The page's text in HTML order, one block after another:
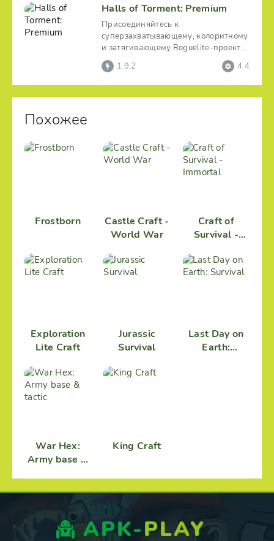
Halls of Torment: Premium
Присоединяйтесь к
суперзахватывающему, колоритному
и затягивающему Roguelite-проекту
«Halls of Torment: Premium»,
1.9.2 4.4
Похожее
Frostborn
Castle Craft -
World War
Craft of
Survival -
Exploration
Lite Craft
Jurassic
Survival
Last Day on
Earth:
War Hex:
Army base &
King Craft
APK-PLAY